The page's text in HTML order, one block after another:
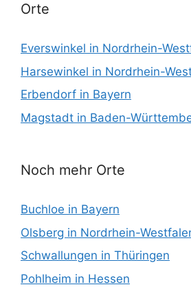
Orte
Everswinkel in Nordrhein-
Harsewinkel in Nordrhein-
Erbendorf in Bayern
Magstadt in Baden-
Noch mehr Orte
Buchloe in Bayern
Olsberg in Nordrhein-
Schwallungen in Thüringen
Pohlheim in Hessen